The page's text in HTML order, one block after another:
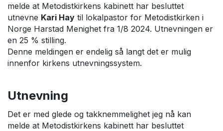
melde at Metodistkirkens kabinett har besluttet
utnevne Kari Hay til lokalpastor for Metodistkirken i
Norge Harstad Menighet fra 1/8 2024. Utnevningen er
en 25 % stilling.
Denne meldingen er endelig så langt det er mulig
innenfor kirkens utnevningssystem.
Utnevning
Det er med glede og takknemmelighet jeg nå kan
melde at Metodistkirkens kabinett har besluttet